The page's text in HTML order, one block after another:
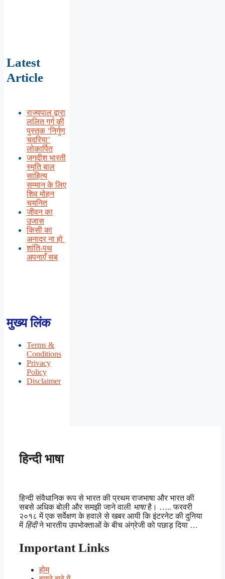
Latest
Article
राज्यपाल द्वारा
ललित गर्ग की
पुस्तक ‘निर्गुण
चदरिया’
लोकार्पित
जगदीश भारती
स्मृति बाल
साहित्य
सम्मान के लिए
शिव मोहन
चयनित
जीवन का
उजास
किसी का
अनादर ना हो
शांति-पथ
अपनाएँ सब
मुख्य लिंक
Terms &
Conditions
Privacy
Policy
Disclaimer
हिन्दी भाषा
हिन्दी संवैधानिक रूप से भारत की प्रथम राजभाषा और भारत की
सबसे अधिक बोली और समझी जाने वाली भाषाहै। ….. फरवरी
२०१८ में एक सर्वेक्षण के हवाले से खबर आयी कि इंटरनेट की दुनिया
में हिंदीने भारतीय उपभोक्ताओं के बीच अंग्रेजी को पछाड़ दिया …
Important Links
होम